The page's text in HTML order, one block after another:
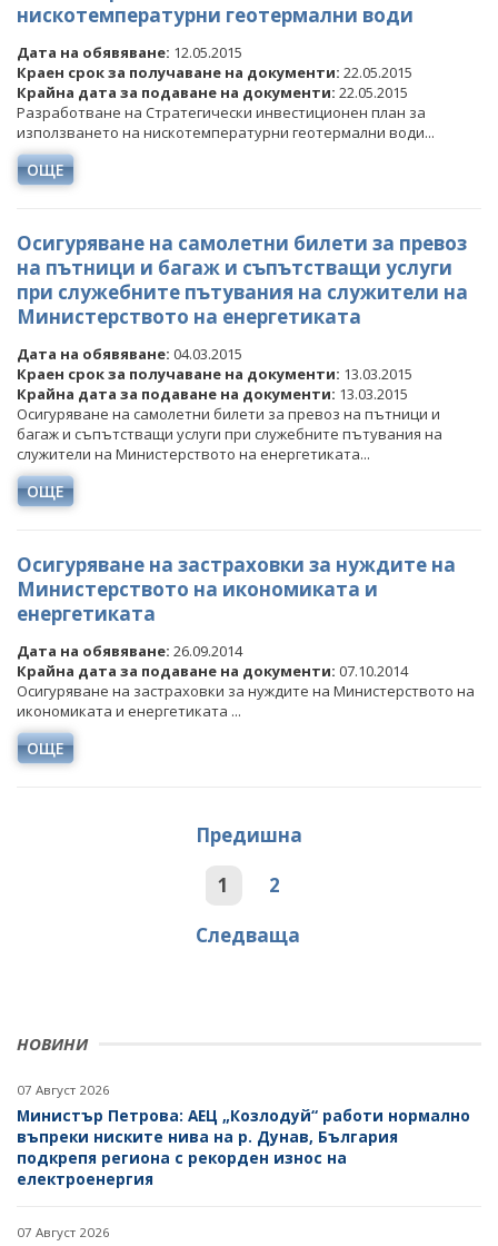
НОВИНИ
07 Август 2026
Министър Петрова: АЕЦ „Козлодуй“ работи нормално
въпреки ниските нива на р. Дунав, България
подкрепя региона с рекорден износ на
електроенергия
07 Август 2026
нискотемпературни геотермални води
Дата на обявяване: 12.05.2015
Краен срок за получаване на документи: 22.05.2015
Крайна дата за подаване на документи: 22.05.2015
Разработване на Стратегически инвестиционен план за
използването на нискотемпературни геотермални води...
ОЩЕ
Осигуряване на самолетни билети за превоз
на пътници и багаж и съпътстващи услуги
при служебните пътувания на служители на
Министерството на енергетиката
Дата на обявяване: 04.03.2015
Краен срок за получаване на документи: 13.03.2015
Крайна дата за подаване на документи: 13.03.2015
Осигуряване на самолетни билети за превоз на пътници и
багаж и съпътстващи услуги при служебните пътувания на
служители на Министерството на енергетиката...
ОЩЕ
Осигуряване на застраховки за нуждите на
Министерството на икономиката и
енергетиката
Дата на обявяване: 26.09.2014
Крайна дата за подаване на документи: 07.10.2014
Осигуряване на застраховки за нуждите на Министерството на
икономиката и енергетиката ...
ОЩЕ
Предишна
1
2
Следваща